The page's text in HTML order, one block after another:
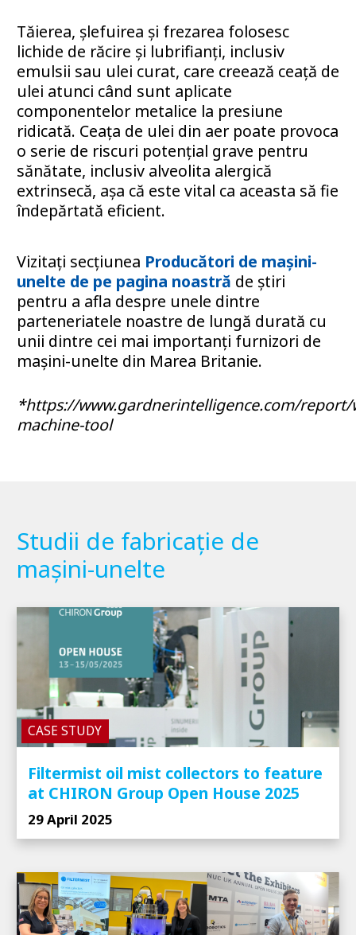
Tăierea, șlefuirea și frezarea folosesc
lichide de răcire și lubrifianți, inclusiv
emulsii sau ulei curat, care creează ceață de
ulei atunci când sunt aplicate
componentelor metalice la presiune
ridicată. Ceața de ulei din aer poate provoca
o serie de riscuri potențial grave pentru
sănătate, inclusiv alveolita alergică
extrinsecă, așa că este vital ca aceasta să fie
îndepărtată eficient.
Vizitați secțiunea Producători de mașini-
unelte de pe pagina noastră de știri
pentru a afla despre unele dintre
parteneriatele noastre de lungă durată cu
unii dintre cei mai importanți furnizori de
mașini-unelte din Marea Britanie.
*https://www.gardnerintelligence.com/report/
machine-tool
Studii de fabricație de
mașini-unelte
CASE STUDY
Filtermist oil mist collectors to feature
at CHIRON Group Open House 2025
29 April 2025